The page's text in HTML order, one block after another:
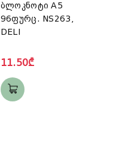
ბლოკნოტი A5
96ფურც. NS263,
DELI
11.50₾